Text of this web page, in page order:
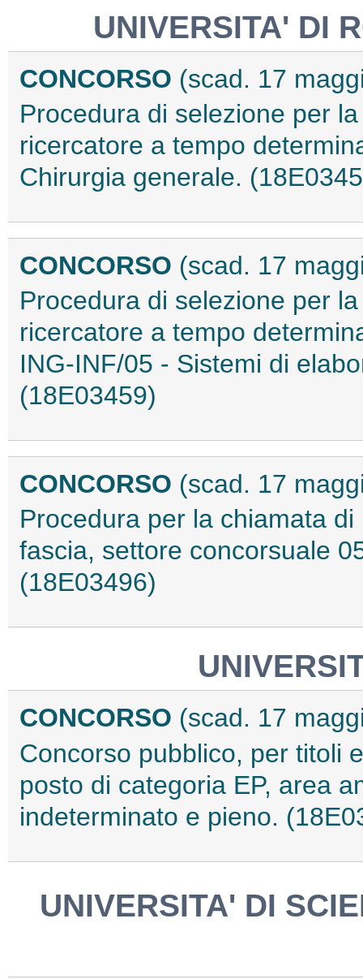
UNIVERSITA' DI
CONCORSO (scad. 17
Procedura di selezione per
ricercatore a tempo
Chirurgia generale.
CONCORSO (scad. 17
Procedura di selezione per
ricercatore a tempo
ING-INF/05 - Sistemi di
(18E03459)
CONCORSO (scad. 17
Procedura per la chiamata
fascia, settore concorsuale
(18E03496)
CONCORSO (scad. 17
Concorso pubblico, per titoli
posto di categoria EP, area
indeterminato e pieno.
UNIVERSITA' DI